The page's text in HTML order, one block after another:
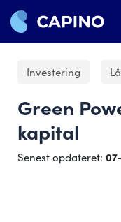
Investering
Green
kapital
Senest opdateret: